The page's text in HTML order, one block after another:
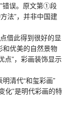
错误。原文第①段
法”，并非中国建
借此得到很好的显
和优美的自然景物
点”，彩画装饰显示
清代“和玺彩画”
化”是明代彩画的特